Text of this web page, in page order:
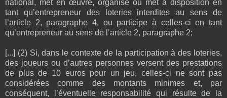
national, met en œuvre, organise ou met à disposition en
tant qu’entrepreneur des loteries interdites au sens de
l’article 2, paragraphe 4, ou participe à celles-ci en tant
qu’entrepreneur au sens de l’article 2, paragraphe 2;
[...] (2) Si, dans le contexte de la participation à des loteries,
des joueurs ou d’autres personnes versent des prestations
de plus de 10 euros pour un jeu, celles-ci ne sont pas
considérées comme des montants minimes et, par
conséquent, l’éventuelle responsabilité qui résulte de la